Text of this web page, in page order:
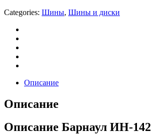
Categories: Шины, Шины и диски
Описание
Описание
Описание Барнаул ИН-